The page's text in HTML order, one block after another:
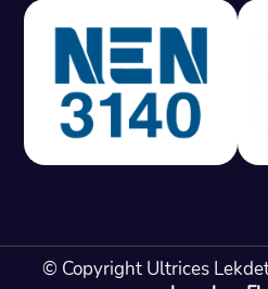
Geen lekkage? Geen betaling.
Vast tarief van € 395,- exc
Rapport binnen 3 werkdagen.
100% RIsicovrij.
Vaak vergoed door
© Copyright Ultrices